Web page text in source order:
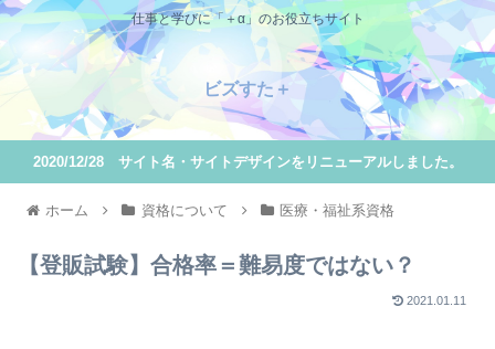
仕事と学びに「＋α」のお役立ちサイト
ビズすた＋
2020/12/28 サイト名・サイトデザインをリニューアルしました。
ホーム 資格について 医療・福祉系資格
【登販試験】合格率＝難易度ではない？
2021.01.11